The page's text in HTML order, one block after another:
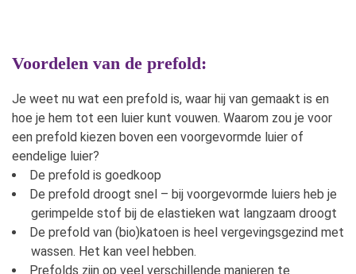
Voordelen van de prefold:
Je weet nu wat een prefold is, waar hij van gemaakt is en
hoe je hem tot een luier kunt vouwen. Waarom zou je voor
een prefold kiezen boven een voorgevormde luier of
eendelige luier?
De prefold is goedkoop
De prefold droogt snel – bij voorgevormde luiers heb je
gerimpelde stof bij de elastieken wat langzaam droogt
De prefold van (bio)katoen is heel vergevingsgezind met
wassen. Het kan veel hebben.
Prefolds zijn op veel verschillende manieren te